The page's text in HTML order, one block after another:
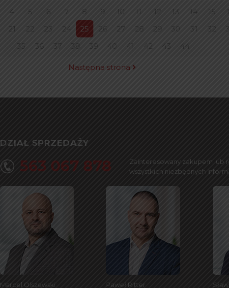
4 5 6 7 8 9 10 11 12 13 14 15
21 22 23 24 25 26 27 28 29 30 31 32
35
36 37 38 39 40 41 42 43 44
Następna strona
DZIAŁ SPRZEDAŻY
563 067 878
Zainteresowany zakupem lub
wszystkich niezbędnych
Marcel Olszewski Paweł Ritter